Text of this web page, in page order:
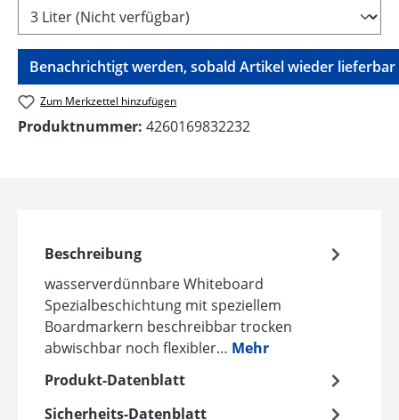
Benachrichtigt werden, sobald Artikel wieder lieferbar
Zum Merkzettel hinzufügen
Produktnummer: 4260169832232
Beschreibung
wasserverdünnbare Whiteboard
Spezialbeschichtung mit speziellem
Boardmarkern beschreibbar trocken
abwischbar noch flexibler… Mehr
Produkt-Datenblatt
Sicherheits-Datenblatt